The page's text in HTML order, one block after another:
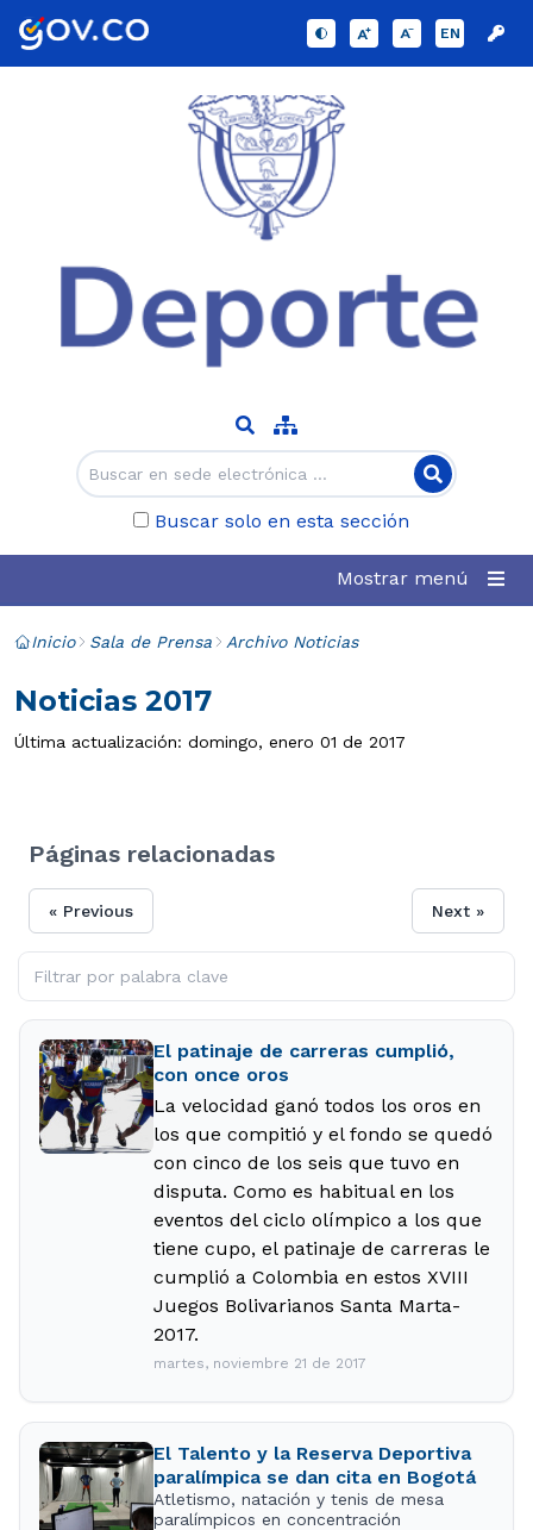
EN
Buscar solo en esta sección
Mostrar menú
Inicio Sala de Prensa Archivo Noticias
Noticias 2017
Última actualización: domingo, enero 01 de 2017
Páginas relacionadas
« Previous Next »
El patinaje de carreras cumplió,
con once oros
La velocidad ganó todos los oros en
los que compitió y el fondo se quedó
con cinco de los seis que tuvo en
disputa. Como es habitual en los
eventos del ciclo olímpico a los que
tiene cupo, el patinaje de carreras le
cumplió a Colombia en estos XVIII
Juegos Bolivarianos Santa Marta-
2017.
martes, noviembre 21 de 2017
El Talento y la Reserva Deportiva
paralímpica se dan cita en Bogotá
Atletismo, natación y tenis de mesa
paralímpicos en concentración